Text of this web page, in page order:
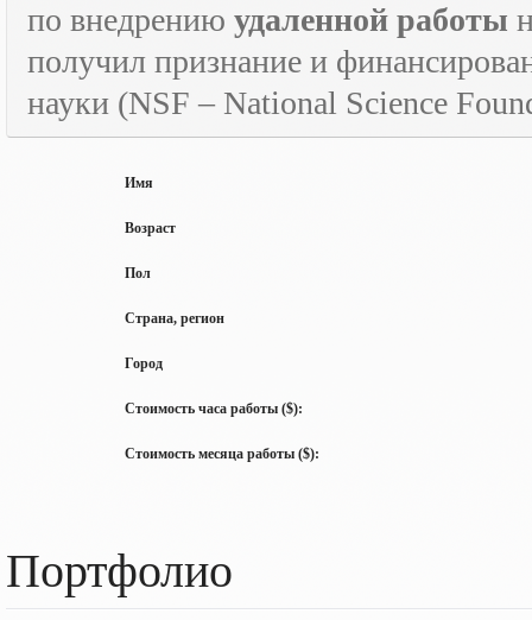
по внедрению удаленной работы
получил признание и
науки (NSF – National Science
Имя
Возраст
Пол
Страна, регион
Город
Стоимость часа работы ($):
Стоимость месяца работы ($):
Портфолио